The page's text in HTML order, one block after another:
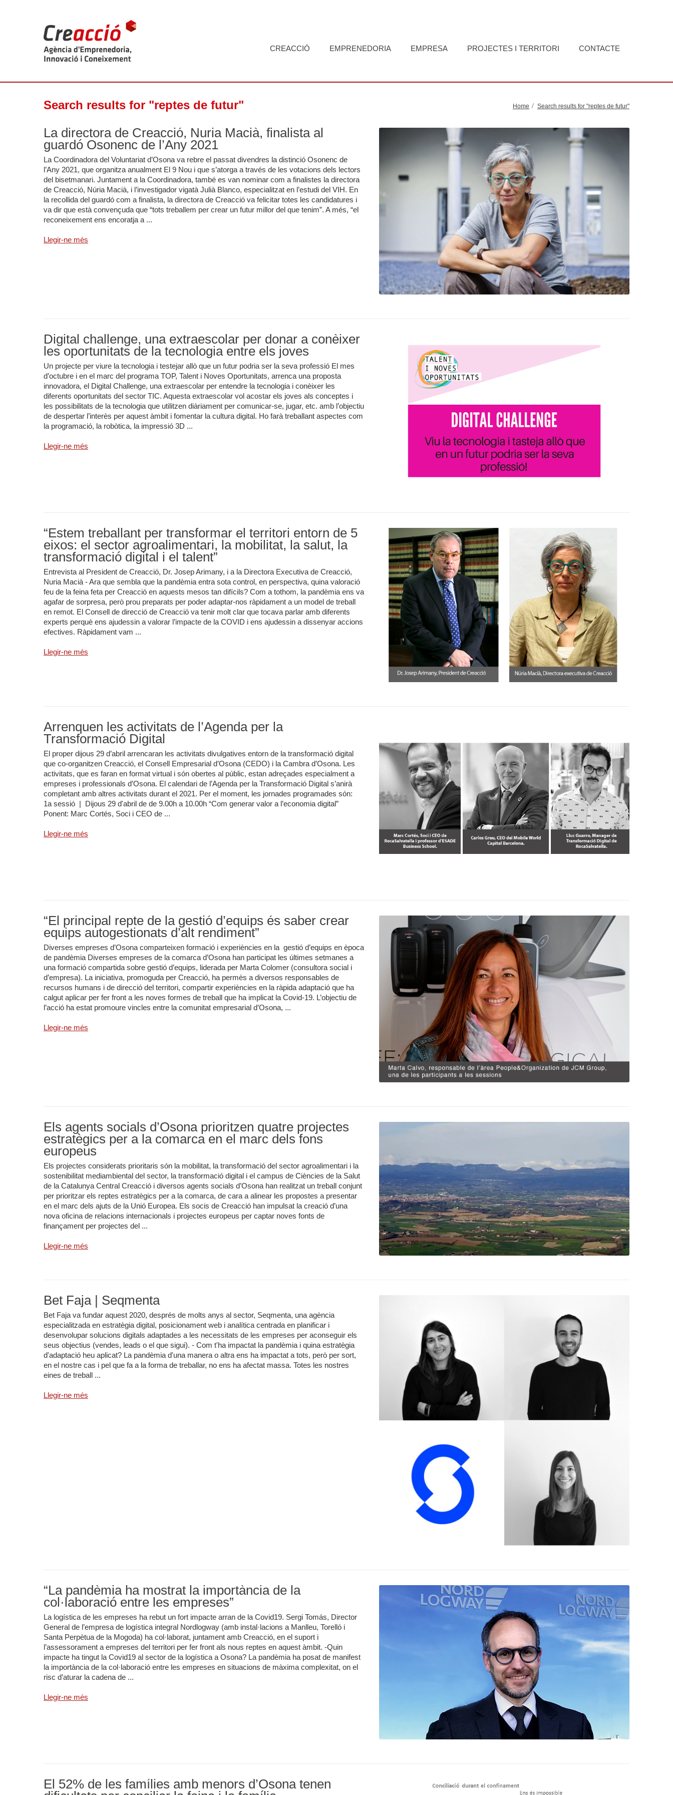
CREACCIÓ EMPRENEDORIA EMPRESA PROJECTES I TERRITORI CONTACTE
Search results for "reptes de futur" Home Search results for "reptes de futur"
La directora de Creacció, Nuria Macià, finalista al
guardó Osonenc de l’Any 2021
La Coordinadora del Voluntariat d’Osona va rebre el passat divendres la distinció Osonenc de
l’Any 2021, que organitza anualment El 9 Nou i que s’atorga a través de les votacions dels lectors
del bisetmanari. Juntament a la Coordinadora, també es van nominar com a finalistes la directora
de Creacció, Núria Macià, i l’investigador vigatà Julià Blanco, especialitzat en l’estudi del VIH. En
la recollida del guardó com a finalista, la directora de Creacció va felicitar totes les candidatures i
va dir que està convençuda que “tots treballem per crear un futur millor del que tenim”. A més, “el
reconeixement ens encoratja a ...
Llegir-ne més
Digital challenge, una extraescolar per donar a conèixer
les oportunitats de la tecnologia entre els joves
Un projecte per viure la tecnologia i testejar allò que un futur podria ser la seva professió El mes
d’octubre i en el marc del programa TOP, Talent i Noves Oportunitats, arrenca una proposta
innovadora, el Digital Challenge, una extraescolar per entendre la tecnologia i conèixer les
diferents oportunitats del sector TIC. Aquesta extraescolar vol acostar els joves als conceptes i
les possibilitats de la tecnologia que utilitzen diàriament per comunicar-se, jugar, etc. amb l’objectiu
de despertar l’interès per aquest àmbit i fomentar la cultura digital. Ho farà treballant aspectes com
la programació, la robòtica, la impressió 3D ...
Llegir-ne més
“Estem treballant per transformar el territori entorn de 5
eixos: el sector agroalimentari, la mobilitat, la salut, la
transformació digital i el talent”
Entrevista al President de Creacció, Dr. Josep Arimany, i a la Directora Executiva de Creacció,
Nuria Macià - Ara que sembla que la pandèmia entra sota control, en perspectiva, quina valoració
feu de la feina feta per Creacció en aquests mesos tan difícils? Com a tothom, la pandèmia ens va
agafar de sorpresa, però prou preparats per poder adaptar-nos ràpidament a un model de treball
en remot. El Consell de direcció de Creacció va tenir molt clar que tocava parlar amb diferents
experts perquè ens ajudessin a valorar l’impacte de la COVID i ens ajudessin a dissenyar accions
efectives. Ràpidament vam ...
Llegir-ne més
Arrenquen les activitats de l’Agenda per la
Transformació Digital
El proper dijous 29 d’abril arrencaran les activitats divulgatives entorn de la transformació digital
que co-organitzen Creacció, el Consell Empresarial d’Osona (CEDO) i la Cambra d’Osona. Les
activitats, que es faran en format virtual i són obertes al públic, estan adreçades especialment a
empreses i professionals d’Osona. El calendari de l’Agenda per la Transformació Digital s’anirà
completant amb altres activitats durant el 2021. Per el moment, les jornades programades són:
1a sessió | Dijous 29 d'abril de de 9.00h a 10.00h “Com generar valor a l’economia digital”
Ponent: Marc Cortés, Soci i CEO de ...
Llegir-ne més
“El principal repte de la gestió d’equips és saber crear
equips autogestionats d’alt rendiment”
Diverses empreses d’Osona comparteixen formació i experiències en la gestió d’equips en època
de pandèmia Diverses empreses de la comarca d’Osona han participat les últimes setmanes a
una formació compartida sobre gestió d’equips, liderada per Marta Colomer (consultora social i
d’empresa). La iniciativa, promoguda per Creacció, ha permès a diversos responsables de
recursos humans i de direcció del territori, compartir experiències en la ràpida adaptació que ha
calgut aplicar per fer front a les noves formes de treball que ha implicat la Covid-19. L’objectiu de
l’acció ha estat promoure vincles entre la comunitat empresarial d’Osona, ...
Llegir-ne més
Els agents socials d’Osona prioritzen quatre projectes
estratègics per a la comarca en el marc dels fons
europeus
Els projectes considerats prioritaris són la mobilitat, la transformació del sector agroalimentari i la
sostenibilitat mediambiental del sector, la transformació digital i el campus de Ciències de la Salut
de la Catalunya Central Creacció i diversos agents socials d’Osona han realitzat un treball conjunt
per prioritzar els reptes estratègics per a la comarca, de cara a alinear les propostes a presentar
en el marc dels ajuts de la Unió Europea. Els socis de Creacció han impulsat la creació d’una
nova oficina de relacions internacionals i projectes europeus per captar noves fonts de
finançament per projectes del ...
Llegir-ne més
Bet Faja | Seqmenta
Bet Faja va fundar aquest 2020, després de molts anys al sector, Seqmenta, una agència
especialitzada en estratègia digital, posicionament web i analítica centrada en planificar i
desenvolupar solucions digitals adaptades a les necessitats de les empreses per aconseguir els
seus objectius (vendes, leads o el que sigui). - Com t'ha impactat la pandèmia i quina estratègia
d'adaptació heu aplicat? La pandèmia d'una manera o altra ens ha impactat a tots, però per sort,
en el nostre cas i pel que fa a la forma de treballar, no ens ha afectat massa. Totes les nostres
eines de treball ...
Llegir-ne més
“La pandèmia ha mostrat la importància de la
col·laboració entre les empreses”
La logística de les empreses ha rebut un fort impacte arran de la Covid19. Sergi Tomás, Director
General de l’empresa de logística integral Nordlogway (amb instal·lacions a Manlleu, Torelló i
Santa Perpètua de la Mogoda) ha col·laborat, juntament amb Creacció, en el suport i
l’assessorament a empreses del territori per fer front als nous reptes en aquest àmbit. -Quin
impacte ha tingut la Covid19 al sector de la logística a Osona? La pandèmia ha posat de manifest
la importància de la col·laboració entre les empreses en situacions de màxima complexitat, on el
risc d’aturar la cadena de ...
Llegir-ne més
El 52% de les famílies amb menors d’Osona tenen